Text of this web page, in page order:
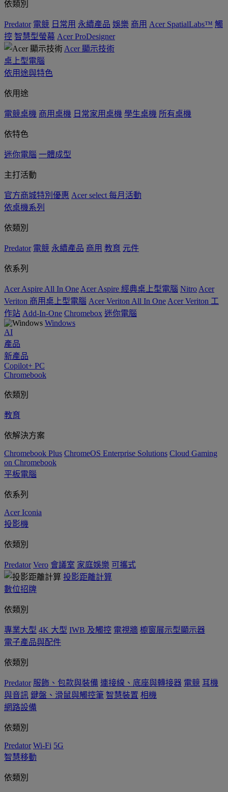
依類別
Predator 電競 日常用 永續產品 娛樂 商用 Acer SpatialLabs™ 觸
控 智慧型螢幕 Acer ProDesigner
Acer 顯示技術
桌上型電腦
依用途與特色
依用途
電競桌機 商用桌機 日常家用桌機 學生桌機 所有桌機
依特色
迷你電腦 一體成型
主打活動
官方商城特別優惠 Acer select 每月活動
依桌機系列
依類別
Predator 電競 永續產品 商用 教育 元件
依系列
Acer Aspire All In One Acer Aspire 經典桌上型電腦 Nitro Acer
Veriton 商用桌上型電腦 Acer Veriton All In One Acer Veriton 工
作站 Add-In-One Chromebox 迷你電腦
Windows
AI
產品
新產品
Copilot+ PC
Chromebook
依類別
教育
依解決方案
Chromebook Plus ChromeOS Enterprise Solutions Cloud Gaming
on Chromebook
平板電腦
依系列
Acer Iconia
投影機
依類別
Predator Vero 會議室 家庭娛樂 可攜式
投影距離計算
數位招牌
依類別
專業大型 4K 大型 IWB 及觸控 電視牆 櫥窗展示型顯示器
電子產品與配件
依類別
Predator 服飾、包款與裝備 連接線、底座與轉接器 電競 耳機
與音訊 鍵盤、滑鼠與觸控筆 智慧裝置 相機
網路設備
依類別
Predator Wi-Fi 5G
智慧移動
依類別